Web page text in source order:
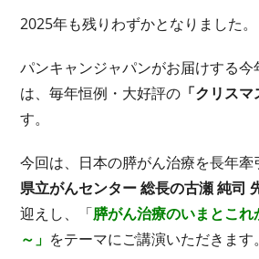
2025年も残りわずかとなりました。
パンキャンジャパンがお届けする今
は、毎年恒例・大好評の 「クリス
す。
今回は、日本の膵がん治療を長年
県立がんセンター 総長の古瀬 純司
迎えし、「膵がん治療のいまとこ
～」 をテーマにご講演いただきます。